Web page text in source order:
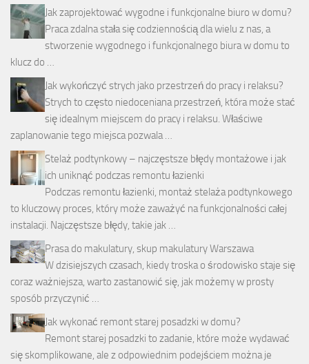
Jak zaprojektować wygodne i funkcjonalne biuro w domu?
Praca zdalna stała się codziennością dla wielu z nas, a
stworzenie wygodnego i funkcjonalnego biura w domu to
klucz do …
Jak wykończyć strych jako przestrzeń do pracy i relaksu?
Strych to często niedoceniana przestrzeń, która może stać
się idealnym miejscem do pracy i relaksu. Właściwe
zaplanowanie tego miejsca pozwala …
Stelaż podtynkowy – najczęstsze błędy montażowe i jak
ich uniknąć podczas remontu łazienki
Podczas remontu łazienki, montaż stelaża podtynkowego
to kluczowy proces, który może zaważyć na funkcjonalności całej
instalacji. Najczęstsze błędy, takie jak …
Prasa do makulatury, skup makulatury Warszawa
W dzisiejszych czasach, kiedy troska o środowisko staje się
coraz ważniejsza, warto zastanowić się, jak możemy w prosty
sposób przyczynić …
Jak wykonać remont starej posadzki w domu?
Remont starej posadzki to zadanie, które może wydawać
się skomplikowane, ale z odpowiednim podejściem można je